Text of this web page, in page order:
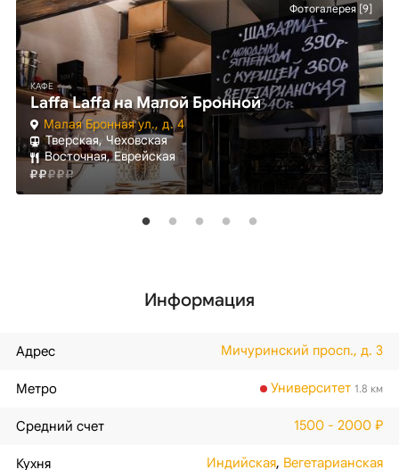
Фотогалерея [9]
КАФЕ
Laffa Laffa на Малой Бронной
Малая Бронная ул., д. 4
Тверская, Чеховская
Восточная, Еврейская
Информация
Адрес Мичуринский просп., д. 3
Метро Университет 1.8 км
Средний счет 1500 - 2000 ₽
Кухня Индийская, Вегетарианская